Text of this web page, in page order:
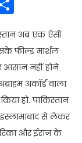
अब एक ऐसी
फील्ड मार्शल
आसान नहीं होने
अकॉर्ड वाला
हो. पाकिस्तान
इस्लामाबाद से लेकर
और ईरान के